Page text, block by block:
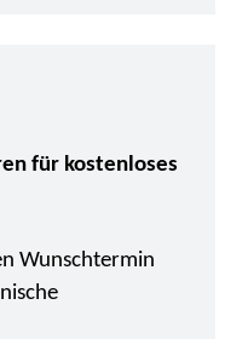
für kostenloses
Wunschtermin